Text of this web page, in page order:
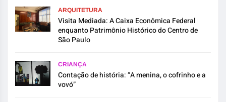
ARQUITETURA
Visita Mediada: A Caixa Econômica Federal
enquanto Patrimônio Histórico do Centro de
São Paulo
CRIANÇA
Contação de história: “A menina, o cofrinho e a
vovó”